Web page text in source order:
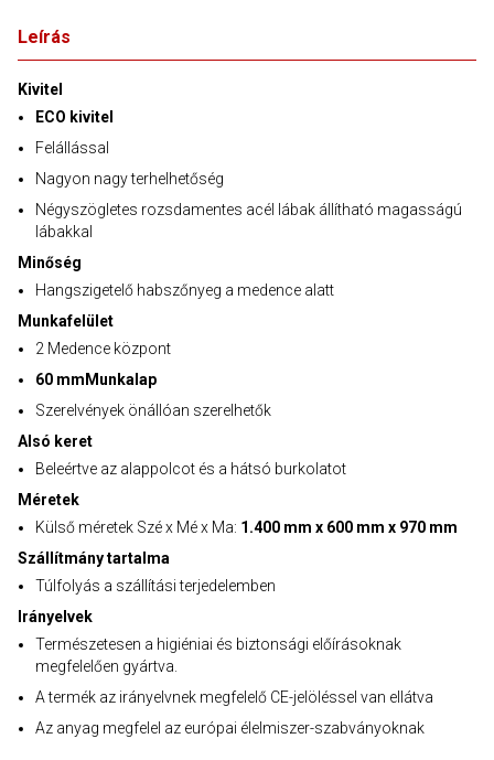
Leírás
Kivitel
ECO kivitel
Felállással
Nagyon nagy terhelhetőség
Négyszögletes rozsdamentes acél lábak állítható magasságú
lábakkal
Minőség
Hangszigetelő habszőnyeg a medence alatt
Munkafelület
2 Medence központ
60 mmMunkalap
Szerelvények önállóan szerelhetők
Alsó keret
Beleértve az alappolcot és a hátsó burkolatot
Méretek
Külső méretek Szé x Mé x Ma: 1.400 mm x 600 mm x 970 mm
Szállítmány tartalma
Túlfolyás a szállítási terjedelemben
Irányelvek
Természetesen a higiéniai és biztonsági előírásoknak
megfelelően gyártva.
A termék az irányelvnek megfelelő CE-jelöléssel van ellátva
Az anyag megfelel az európai élelmiszer-szabványoknak